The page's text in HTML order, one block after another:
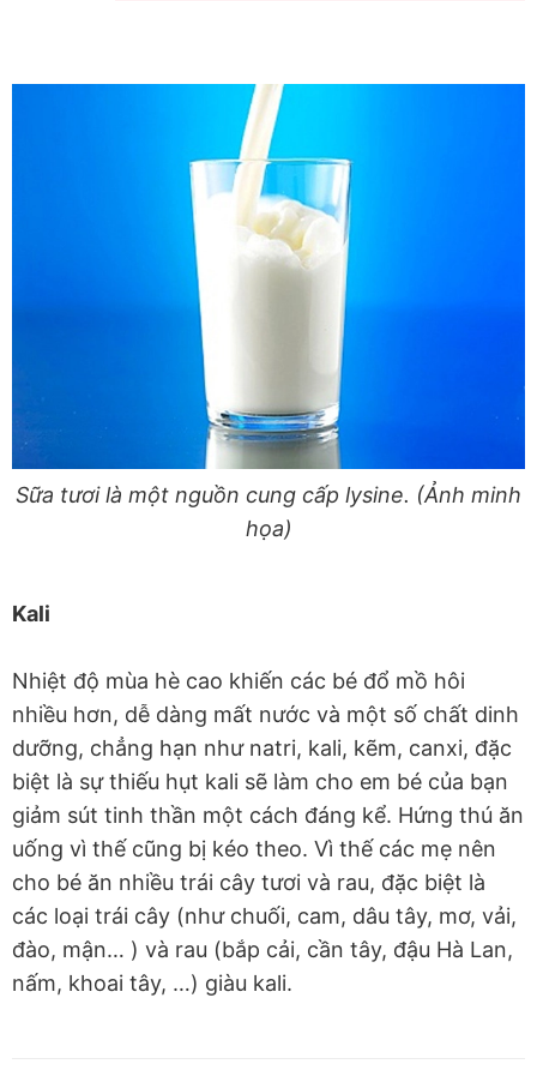
Sữa tươi là một nguồn cung cấp lysine. (Ảnh minh
họa)
Kali
Nhiệt độ mùa hè cao khiến các bé đổ mồ hôi
nhiều hơn, dễ dàng mất nước và một số chất dinh
dưỡng, chẳng hạn như natri, kali, kẽm, canxi, đặc
biệt là sự thiếu hụt kali sẽ làm cho em bé của bạn
giảm sút tinh thần một cách đáng kể. Hứng thú ăn
uống vì thế cũng bị kéo theo. Vì thế các mẹ nên
cho bé ăn nhiều trái cây tươi và rau, đặc biệt là
các loại trái cây (như chuối, cam, dâu tây, mơ, vải,
đào, mận… ) và rau (bắp cải, cần tây, đậu Hà Lan,
nấm, khoai tây, …) giàu kali.